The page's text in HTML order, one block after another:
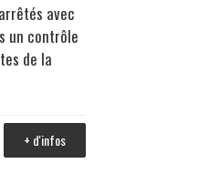
avec
un contrôle
de la
+ d'infos